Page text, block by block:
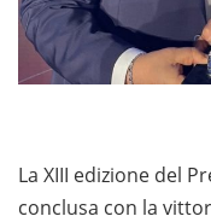
La XIII edizione del
conclusa con la